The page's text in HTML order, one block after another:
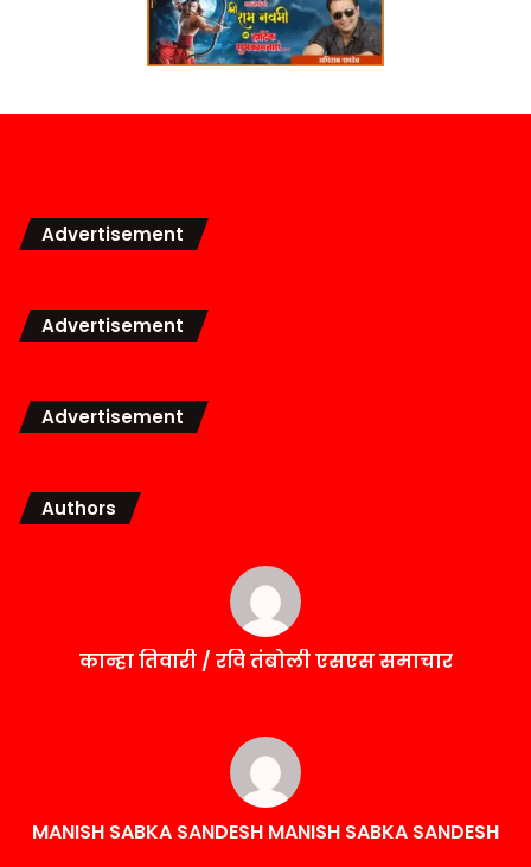
Advertisement
Advertisement
Advertisement
Authors
कान्हा तिवारी / रवि तंबोली एसएस समाचार
MANISH SABKA SANDESH MANISH SABKA SANDESH